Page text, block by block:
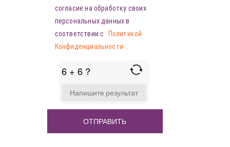
согласие на обработку своих
персональных данных в
соответствии с
Политикой
Конфиденциальности
6 + 6 ?
FOR